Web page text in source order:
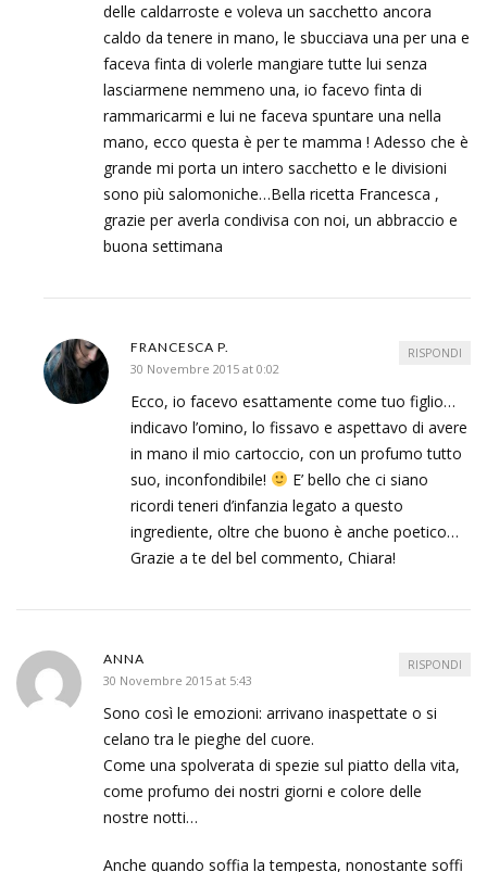
delle caldarroste e voleva un sacchetto ancora
caldo da tenere in mano, le sbucciava una per una e
faceva finta di volerle mangiare tutte lui senza
lasciarmene nemmeno una, io facevo finta di
rammaricarmi e lui ne faceva spuntare una nella
mano, ecco questa è per te mamma ! Adesso che è
grande mi porta un intero sacchetto e le divisioni
sono più salomoniche…Bella ricetta Francesca ,
grazie per averla condivisa con noi, un abbraccio e
buona settimana
FRANCESCA P.
30 Novembre 2015 at 0:02
Ecco, io facevo esattamente come tuo figlio…
indicavo l’omino, lo fissavo e aspettavo di avere
in mano il mio cartoccio, con un profumo tutto
suo, inconfondibile!
E’ bello che ci siano
ricordi teneri d’infanzia legato a questo
ingrediente, oltre che buono è anche poetico…
Grazie a te del bel commento, Chiara!
RISPONDI
ANNA
30 Novembre 2015 at 5:43
Sono così le emozioni: arrivano inaspettate o si
celano tra le pieghe del cuore.
Come una spolverata di spezie sul piatto della vita,
come profumo dei nostri giorni e colore delle
nostre notti…
Anche quando soffia la tempesta, nonostante soffi
RISPONDI